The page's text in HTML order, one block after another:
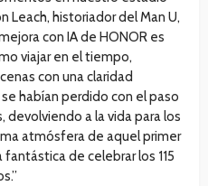
Leach, historiador del Man U,
con IA de HONOR es
viajar en el tiempo,
con una claridad
habían perdido con el paso
devolviendo a la vida para los
atmósfera de aquel primer
de celebrar los 115